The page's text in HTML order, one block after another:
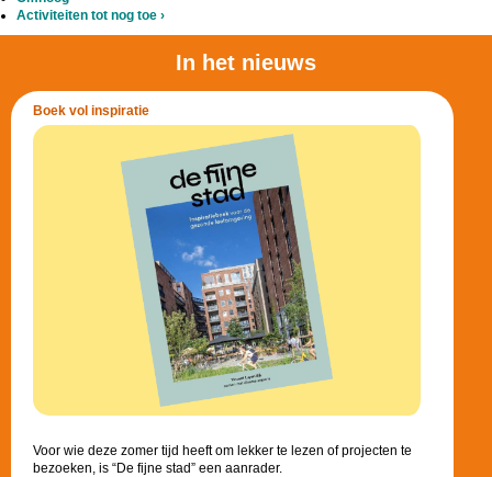
Activiteiten tot nog toe ›
In het nieuws
Boek vol inspiratie
Voor wie deze zomer tijd heeft om lekker te lezen of projecten te
bezoeken, is “De fijne stad” een aanrader.